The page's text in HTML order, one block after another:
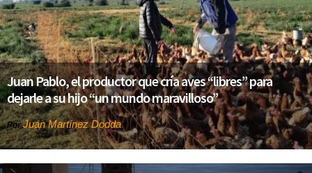
Juan Pablo, el productor que cría aves “libres” para
dejarle a su hijo “un mundo maravilloso”
PorJuan Martínez Dodda